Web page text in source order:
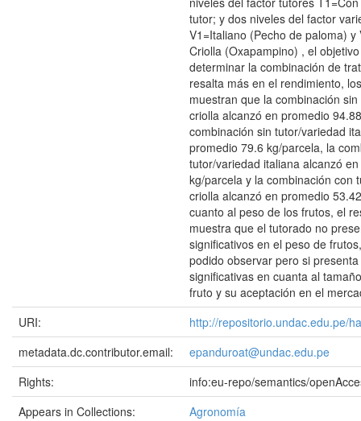
tutor; y dos niveles del factor
V1=Italiano (Pecho de paloma) y
Criolla (Oxapampino) , el
determinar la combinación de
resalta más en el rendimiento,
muestran que la combinación
criolla alcanzó en promedio
combinación sin tutor/variedad
promedio 79.6 kg/parcela, la
tutor/variedad italiana alcanzó
kg/parcela y la combinación con
criolla alcanzó en promedio
cuanto al peso de los frutos, el
muestra que el tutorado no
significativos en el peso de
podido observar pero si
significativas en cuanta al
fruto y su aceptación en el
URI:
http://repositorio.undac.edu.pe/
metadata.dc.contributor.email:
epanduroat@undac.edu.pe
Rights:
info:eu-repo/semantics/
Appears in Collections:
Agronomía